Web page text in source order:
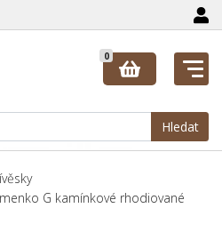
Hledat
0
G kamínkové rhodiované